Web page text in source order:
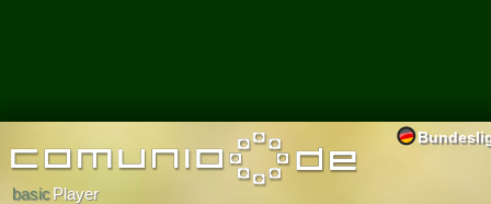
basicPlayer